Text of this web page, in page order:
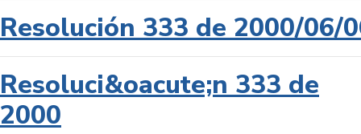
Resolución 333 de 2000/06/
Resoluci&oacute;n 333 de
2000